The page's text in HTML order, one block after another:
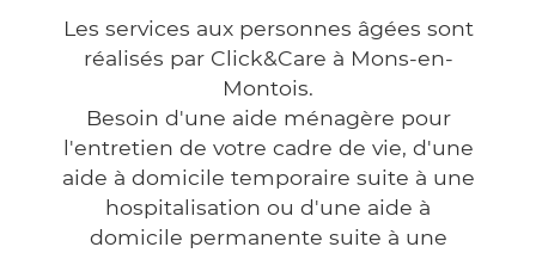
Les services aux personnes âgées sont
réalisés par Click&Care à Mons-en-
Montois.
Besoin d'une aide ménagère pour
l'entretien de votre cadre de vie, d'une
aide à domicile temporaire suite à une
hospitalisation ou d'une aide à
domicile permanente suite à une